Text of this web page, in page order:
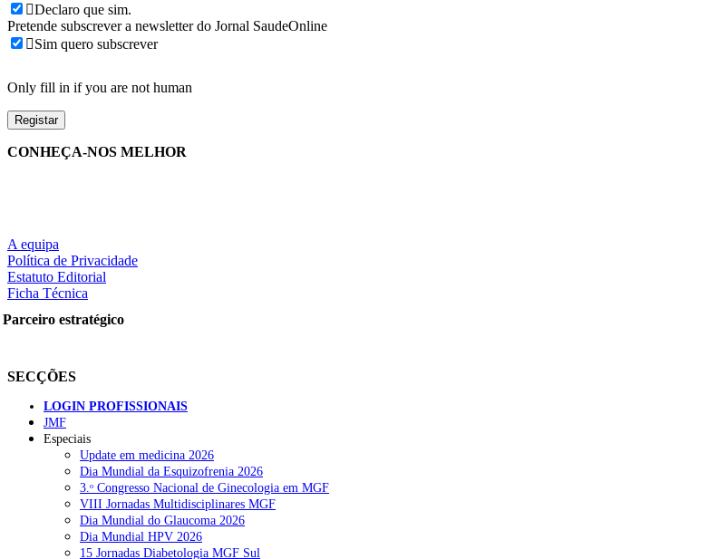
Declaro que sim.
Pretende subscrever a newsletter do Jornal SaudeOnline
Sim quero subscrever
Only fill in if you are not human
CONHEÇA-NOS MELHOR
A equipa
Política de Privacidade
Estatuto Editorial
Ficha Técnica
Parceiro estratégico
SECÇÕES
LOGIN PROFISSIONAIS
JMF
Especiais
Update em medicina 2026
Dia Mundial da Esquizofrenia 2026
3.ᵒ Congresso Nacional de Ginecologia em MGF
VIII Jornadas Multidisciplinares MGF
Dia Mundial do Glaucoma 2026
Dia Mundial HPV 2026
15 Jornadas Diabetologia MGF Sul